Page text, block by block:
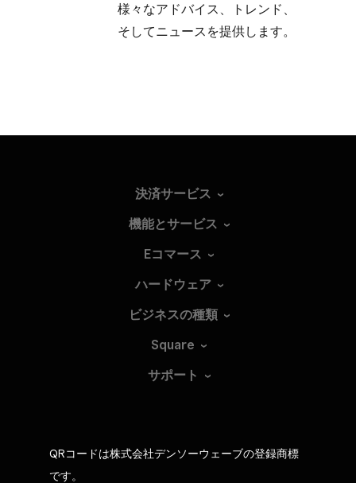
様々な​アドバイス、​トレンド、​
そして​ニュースを​提供します。
決済サービス
機能とサービス
Eコマース
ハードウェア
ビジネスの種類
Square
サポート
QRコードは株式会社デンソーウェーブの登録商標
です。